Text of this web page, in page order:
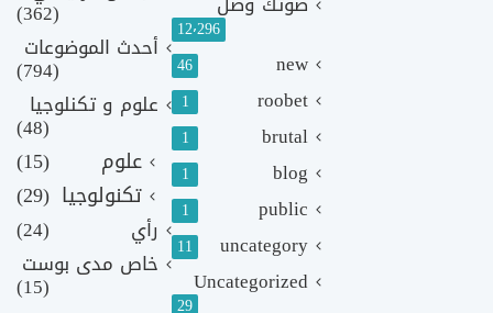
12٬296
new
46
roobet
1
brutal
1
blog
1
public
1
uncategory
11
Uncategorized
29
(362)
أحدث الموضوعات
(794)
علوم و تكنلوجيا
(48)
علوم
(15)
تكنولوجيا (29)
رأي
(24)
خاص مدى بوست
(15)